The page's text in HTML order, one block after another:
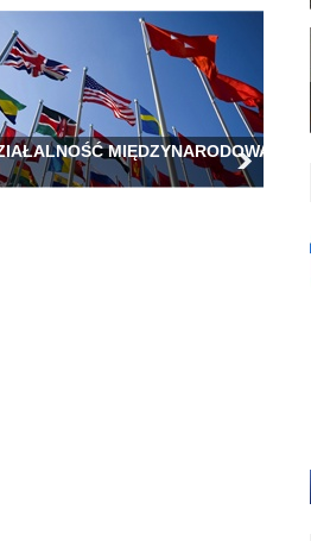
MIĘDZYNARODOWA